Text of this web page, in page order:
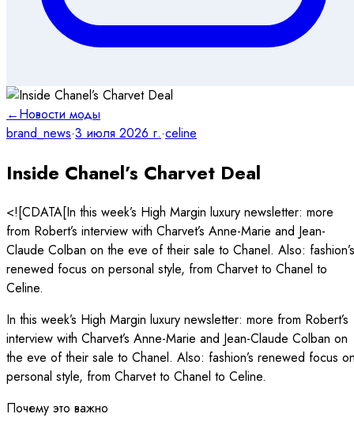
←Новости моды
brand_news·3 июля 2026 г.·celine
Inside Chanel’s Charvet Deal
<![CDATA[In this week’s High Margin luxury newsletter: more
from Robert’s interview with Charvet’s Anne-Marie and Jean-
Claude Colban on the eve of their sale to Chanel. Also: fashion’s
renewed focus on personal style, from Charvet to Chanel to
Celine.
In this week’s High Margin luxury newsletter: more from Robert’s
interview with Charvet’s Anne-Marie and Jean-Claude Colban on
the eve of their sale to Chanel. Also: fashion’s renewed focus
personal style, from Charvet to Chanel to Celine.
Почему это важно